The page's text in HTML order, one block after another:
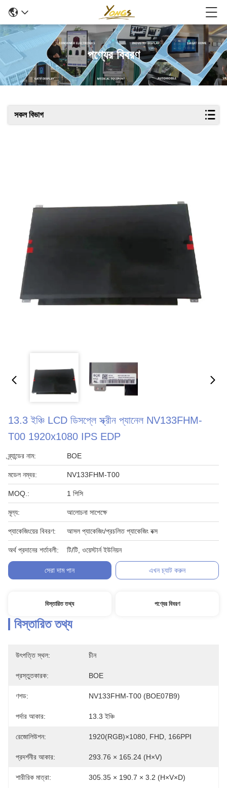
পণ্যের বিবরণ
সকল বিভাগ
13.3 ইঞ্চি LCD ডিসপ্লে স্ক্রীন প্যানেল NV133FHM-
T00 1920x1080 IPS EDP
ব্র্যান্ডের নাম: BOE
মডেল নম্বর: NV133FHM-T00
MOQ.: 1 পিসি
মূল্য: আলোচনা সাপেক্ষে
প্যাকেজিংয়ের বিবরণ: আসল প্যাকেজিং/প্রচলিত প্যাকেজিং বক্স
অর্থ প্রদানের শর্তাবলী: টি/টি, ওয়েস্টার্ন ইউনিয়ন
সেরা দাম পান এখন চ্যাট করুন
বিস্তারিত তথ্য পণ্যের বিবরণ
বিস্তারিত তথ্য
উৎপত্তি স্থল: চীন
প্রস্তুতকারক: BOE
ণশড: NV133FHM-T00 (BOE07B9)
পর্দার আকার: 13.3 ইঞ্চি
রেজোলিউশন: 1920(RGB)×1080, FHD, 166PPI
প্রদর্শনীর আকার: 293.76 × 165.24 (H×V)
শারীরিক মাত্রা: 305.35 × 190.7 × 3.2 (H×V×D)